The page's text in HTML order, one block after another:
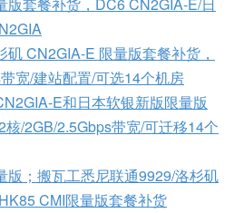
版套餐补货，DC6 CN2GIA-E/日
CN2GIA-E 限量版套餐补货，
宽/建站配置/可选14个机房
E和日本软银新版限量版
/2GB/2.5Gbps带宽/可迁移14个
版；搬瓦工悉尼联通9929/洛杉矶
CMI限量版套餐补货